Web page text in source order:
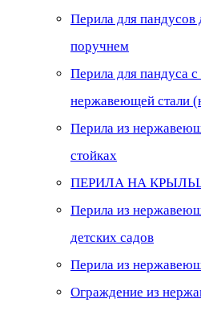
Перила для
поручнем
Перила для пандуса
нержавеющей стали
Перила из
стойках
ПЕРИЛА НА
Перила из
детских садов
Перила из
Ограждение из